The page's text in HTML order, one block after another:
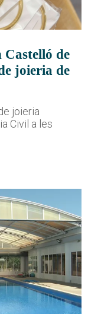
Castelló de
joieria de
joieria
Civil a les